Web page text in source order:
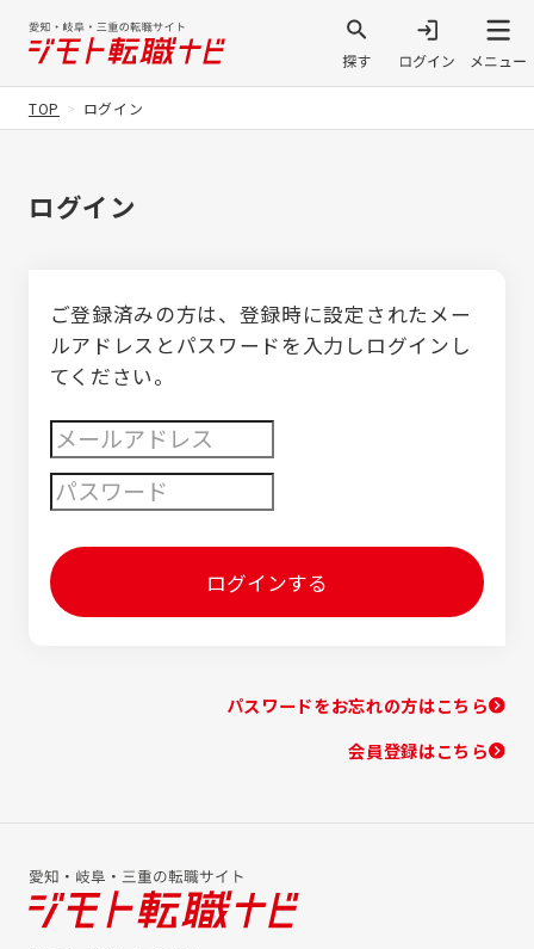
TOP ログイン
ログイン
ご登録済みの方は、登録時に設定されたメー
ルアドレスとパスワードを入力しログインし
てください。
ログインする
パスワードをお忘れの方はこちら
会員登録はこちら